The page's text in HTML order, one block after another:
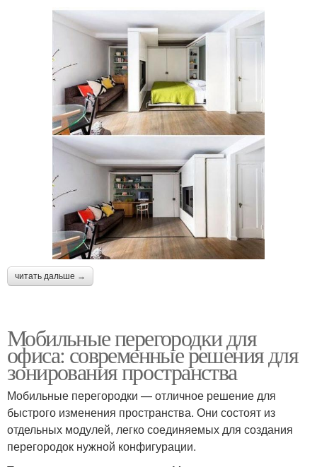
читать дальше →
Мобильные перегородки для
офиса: современные решения для
зонирования пространства
Мобильные перегородки — отличное решение для
быстрого изменения пространства. Они состоят из
отдельных модулей, легко соединяемых для создания
перегородок нужной конфигурации.